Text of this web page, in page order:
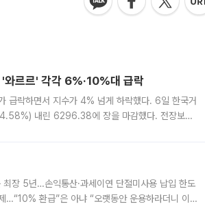
르르' 각각 6%·10%대 급락
급락하면서 지수가 4% 넘게 하락했다. 6일 한국거
내린 6296.38에 장을 마감했다. 전장보다
장 5년…손익통산·과세이연 단절미사용 납입 한도
환급”은 아냐 “오랫동안 운용하라더니 이제